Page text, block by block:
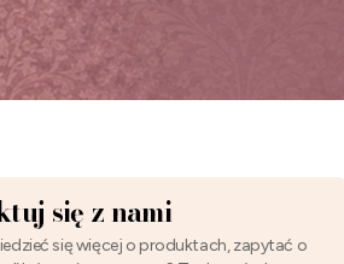
się z nami
się więcej o produktach, zapytać o